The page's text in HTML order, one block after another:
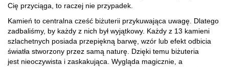
Cię przyciąga, to raczej nie przypadek.
Kamień to centralna cześć biżuterii przykuwająca uwagę. Dlatego
zadbaliśmy, by każdy z nich był wyjątkowy. Każdy z 13 kamieni
szlachetnych posiada przepiękną barwę, wzór lub efekt odbicia
światła stworzony przez samą naturę. Dzięki temu biżuteria
jest nieoczywista i zaskakująca. Wygląda magicznie, a